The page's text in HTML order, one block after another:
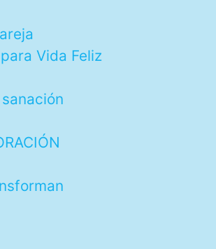
Vida Feliz